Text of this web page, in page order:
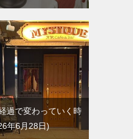
過で変わっていく時
年6月28日